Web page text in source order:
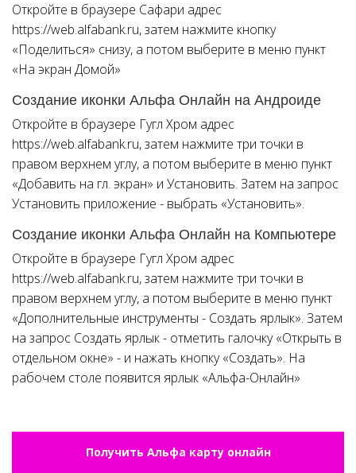
Откройте в браузере Сафари адрес
https://web.alfabank.ru, затем нажмите кнопку
«Поделиться» снизу, а потом выберите в меню пункт
«На экран Домой»
Создание иконки Альфа Онлайн на Андроиде
Откройте в браузере Гугл Хром адрес
https://web.alfabank.ru, затем нажмите три точки в
правом верхнем углу, а потом выберите в меню пункт
«Добавить на гл. экран» и Установить. Затем на запрос
Установить приложение - выбрать «Установить».
Создание иконки Альфа Онлайн на Компьютере
Откройте в браузере Гугл Хром адрес
https://web.alfabank.ru, затем нажмите три точки в
правом верхнем углу, а потом выберите в меню пункт
«Дополнительные инструменты - Создать ярлык». Затем
на запрос Создать ярлык - отметить галочку «Открыть в
отдельном окне» - и нажать кнопку «Создать». На
рабочем столе появится ярлык «Альфа-Онлайн»
Получить Альфа карту онлайн